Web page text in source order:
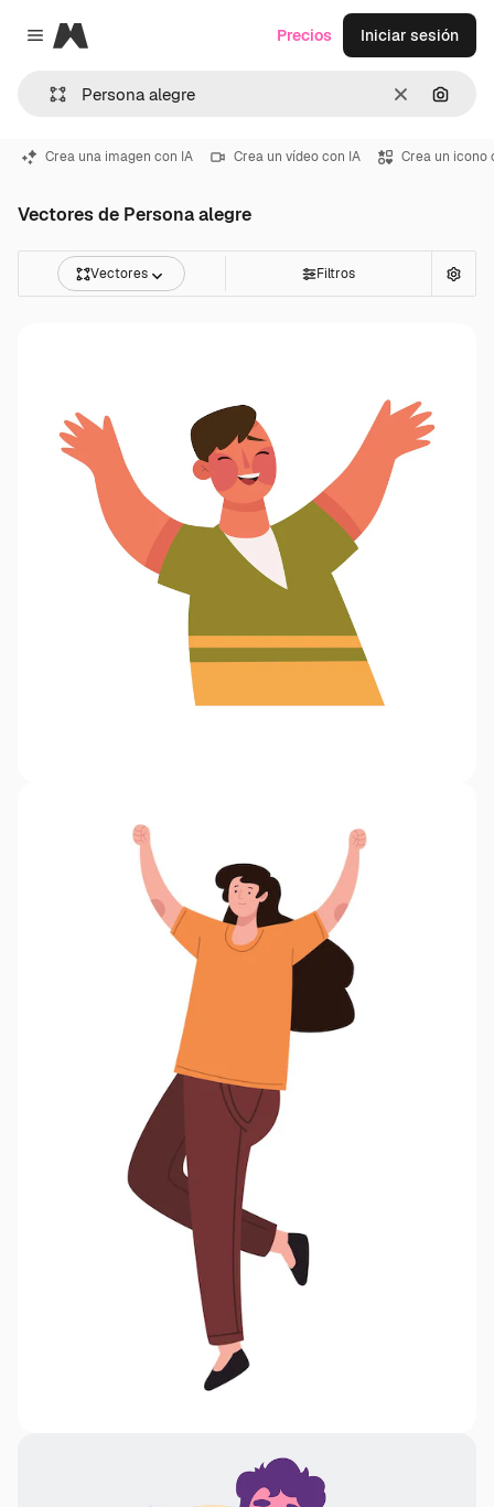
Close menu
Magnific
Borrar
Precios Iniciar sesión
Crea una imagen con IA Crea un vídeo con IA Crea un icono
Vectores de Persona alegre
Vectores Filtros